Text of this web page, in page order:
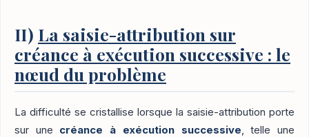
II) La saisie-attribution sur
créance à exécution successive : le
nœud du problème
La difficulté se cristallise lorsque la saisie-attribution porte
sur une créance à exécution successive, telle une